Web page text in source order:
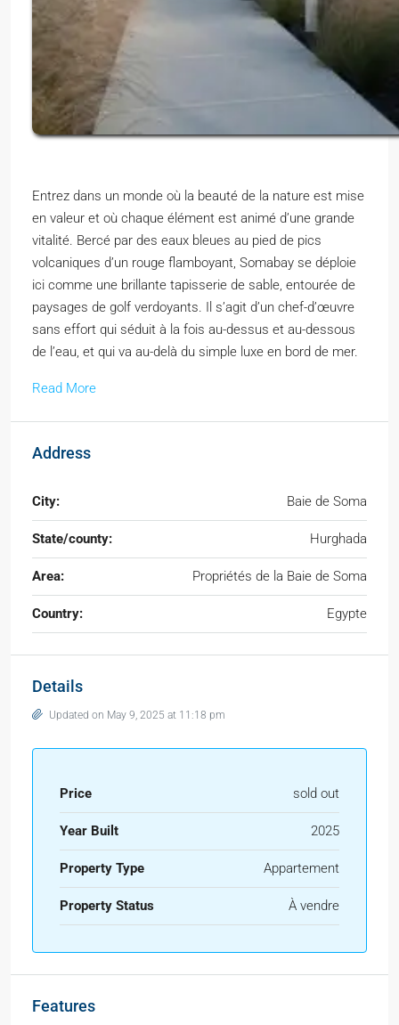
Entrez dans un monde où la beauté de la nature est mise
en valeur et où chaque élément est animé d’une grande
vitalité. Bercé par des eaux bleues au pied de pics
volcaniques d’un rouge flamboyant, Somabay se déploie
ici comme une brillante tapisserie de sable, entourée de
paysages de golf verdoyants. Il s’agit d’un chef-d’œuvre
sans effort qui séduit à la fois au-dessus et au-dessous
de l’eau, et qui va au-delà du simple luxe en bord de mer.
Read More
Address
City: Baie de Soma
State/county: Hurghada
Area: Propriétés de la Baie de Soma
Country: Egypte
Details
Updated on May 9, 2025 at 11:18 pm
Price sold out
Year Built 2025
Property Type Appartement
Property Status À vendre
Features